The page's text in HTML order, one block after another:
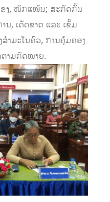
ຂງ, ໜັກແໜ້ນ; ສະກັດກັ້ນ
ນ, ເດັດຂາດ ແລະ ເຂັ້ມ
ສໍາມະໂນຄົວ, ການຄຸ້ມຄອງ
ຕາມກົດໝາຍ.